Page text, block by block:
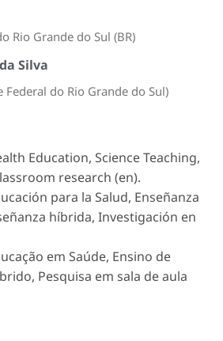
Rio Grande do Sul (BR)
Silva
Federal do Rio Grande do Sul)
Education, Science Teaching,
research (en).
para la Salud, Enseñanza
híbrida, Investigación en
em Saúde, Ensino de
Pesquisa em sala de aula